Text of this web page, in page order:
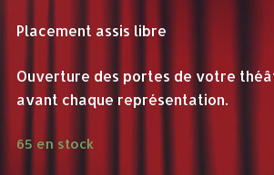
Placement assis libre
Ouverture des portes de votre
avant chaque représentation.
65 en stock